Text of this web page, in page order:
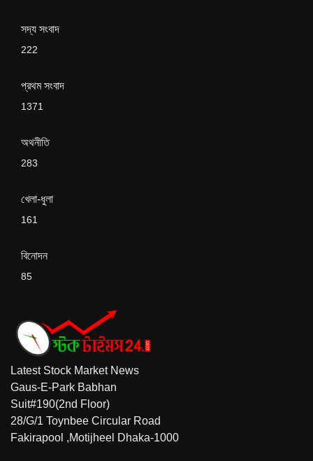
সদ্য সংবাদ
222
প্রথম সংবাদ
1371
অথনীতি
283
খেলা-ধুলা
161
বিনোদন
85
Latest Stock Market News
Gaus-E-Park Babhan
Suit#190(2nd Floor)
28/G/1 Toynbee Circular Road
Fakirapool ,Motijheel Dhaka-1000